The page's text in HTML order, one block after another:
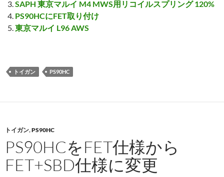
東京マルイ L96 AWS
PS90HCをFET仕様から
FET+SBD仕様に変更
2013年9月18日 00:35 コメントする